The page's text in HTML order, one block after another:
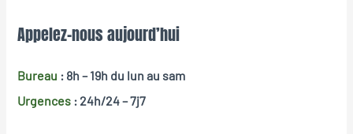
Appelez-nous aujourd’hui
Bureau : 8h – 19h du lun au sam
Urgences : 24h/24 – 7j7